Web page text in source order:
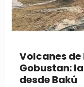
Volcanes
Gobustan:
desde Bakú